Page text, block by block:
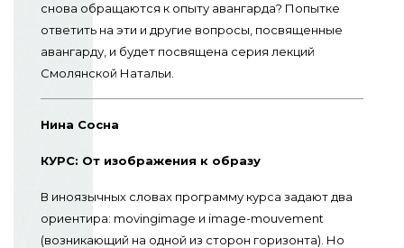
снова обращаются к опыту авангарда? Попытке
ответить на эти и другие вопросы, посвященные
авангарду, и будет посвящена серия лекций
Смолянской Натальи.
Нина Сосна
КУРС: От изображения к образу
В иноязычных словах программу курса задают два
ориентира: movingimage и image-mouvеment
(возникающий на одной из сторон горизонта). Но